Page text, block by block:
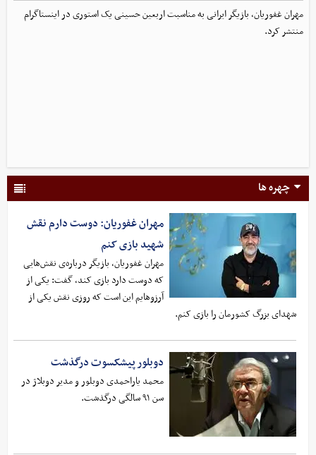
مهران غفوریان، بازیگر ایرانی به مناسبت اربعین حسینی یک استوری در اینستاگرام
منتشر کرد.
چهره ها
مهران غفوریان: دوست دارم نقش
شهید بازی کنم
مهران غفوریان، بازیگر درباره‌ی نقش‌هایی
که دوست دارد بازی کند، گفت: یکی از
آرزوهایم این است که روزی نقش یکی از
شهدای بزرگ کشورمان را بازی کنم.
دوبلور پیشکسوت درگذشت
محمد یاراحمدی دوبلور و مدیر دوبلاژ در
سن ۹۱ سالگی درگذشت.